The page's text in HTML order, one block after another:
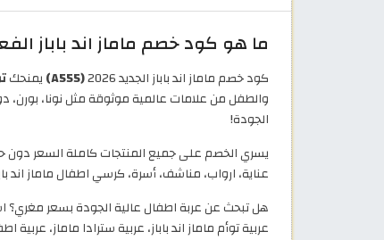
ما هو كود خصم ماماز اند باباز
كود خصم ماماز اند باباز الجديد 2026 (A555) يمنحك
والطفل من علامات عالمية موثوقة مثل نونا، بورن،
الجودة!
يسري الخصم على جميع المنتجات كاملة السعر دون
عناية، ارواب، مناشف، أسرة، كرسي اطفال ماماز اند باباز، شنط مواليد
هل تبحث عن عربة اطفال عالية الجودة بسعر مغري؟
عربية توأم ماماز اند باباز، عربية سترادا ماماز، عربية